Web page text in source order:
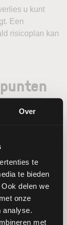
Over
te
te bieden
delen we
onze
analyse.
met
u kunt
Een
risicoplan kan
de premie.
en de totale
premies.
wijzen op
op forse
schrijven